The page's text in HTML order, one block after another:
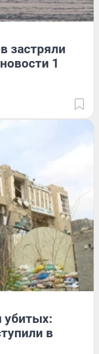
застряли
1
убитых:
в